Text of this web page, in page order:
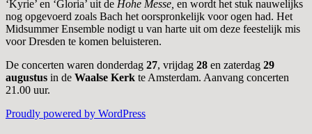
‘Kyrie’ en ‘Gloria’ uit de Hohe Messe, en wordt het stuk nauwelijks
nog opgevoerd zoals Bach het oorspronkelijk voor ogen had. Het
Midsummer Ensemble nodigt u van harte uit om deze feestelijk mis
voor Dresden te komen beluisteren.
De concerten waren donderdag 27, vrijdag 28 en zaterdag 29
augustus in de Waalse Kerk te Amsterdam. Aanvang concerten
21.00 uur.
Proudly powered by WordPress